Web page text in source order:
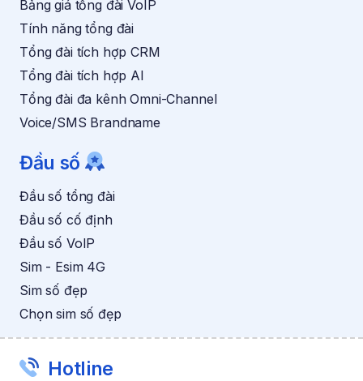
Bảng giá tổng đài VoIP
Tính năng tổng đài
Tổng đài tích hợp CRM
Tổng đài tích hợp AI
Tổng đài đa kênh Omni-Channel
Voice/SMS Brandname
Đầu số
Đầu số tổng đài
Đầu số cố định
Đầu số VoIP
Sim - Esim 4G
Sim số đẹp
Chọn sim số đẹp
Hotline